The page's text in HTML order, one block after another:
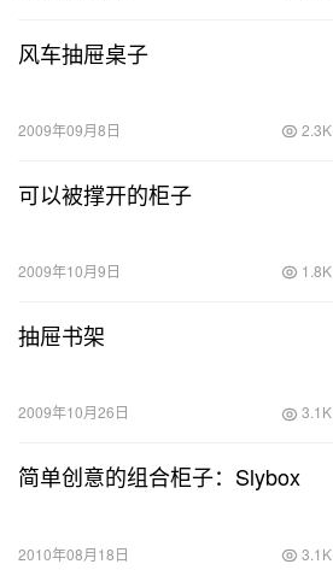
风车抽屉桌子
2009年09月8日 2.3K
可以被撑开的柜子
2009年10月9日 1.8K
抽屉书架
2009年10月26日 3.1K
简单创意的组合柜子：Slybox
2010年08月18日 3.1K